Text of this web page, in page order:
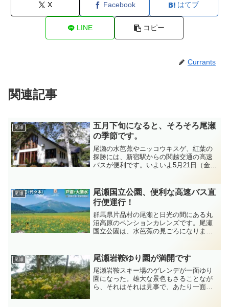
X Facebook はてブ
LINE コピー
Currants
関連記事
尾瀬
五月下旬になると、そろそろ尾瀬
の季節です。
尾瀬の水芭蕉やニッコウキスゲ、紅葉の
探勝には、新宿駅からの関越交通の高速
バスが便利です。いよいよ5月21日（金）
大清水１５時００分、15時40分、16時...
尾瀬
尾瀬国立公園、便利な高速バス直
行便運行！
群馬県片品村の尾瀬と日光の間にある丸
沼高原のペンションカレンズです。尾瀬
国立公園は、水芭蕉の見ごろになりまし
が先に開花して、その後尾瀬沼方面が咲
きます。関越交通バスの「...
尾瀬 尾瀬岩鞍ゆり園が満開です
尾瀬岩鞍スキー場のゲレンデが一面ゆり
園になった。雄大な景色もさることなが
ら、それはそれは見事で、あたり一面甘